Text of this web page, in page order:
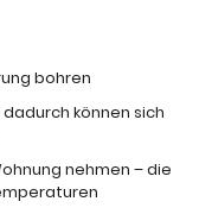
bohren
können sich
nehmen – die